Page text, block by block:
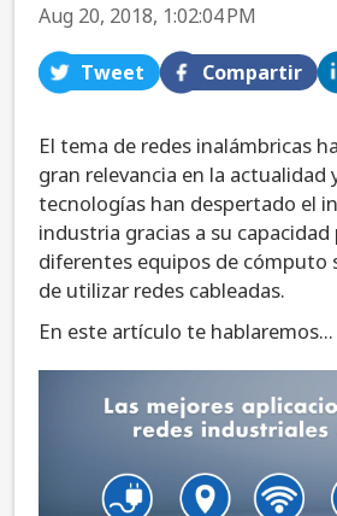
Aug 20, 2018, 1:02:04 PM
Tweet Compartir
El tema de redes inalámbricas
gran relevancia en la actualidad
tecnologías han despertado el
industria gracias a su
diferentes equipos de cómputo
de utilizar redes cableadas.
En este artículo te hablaremos...